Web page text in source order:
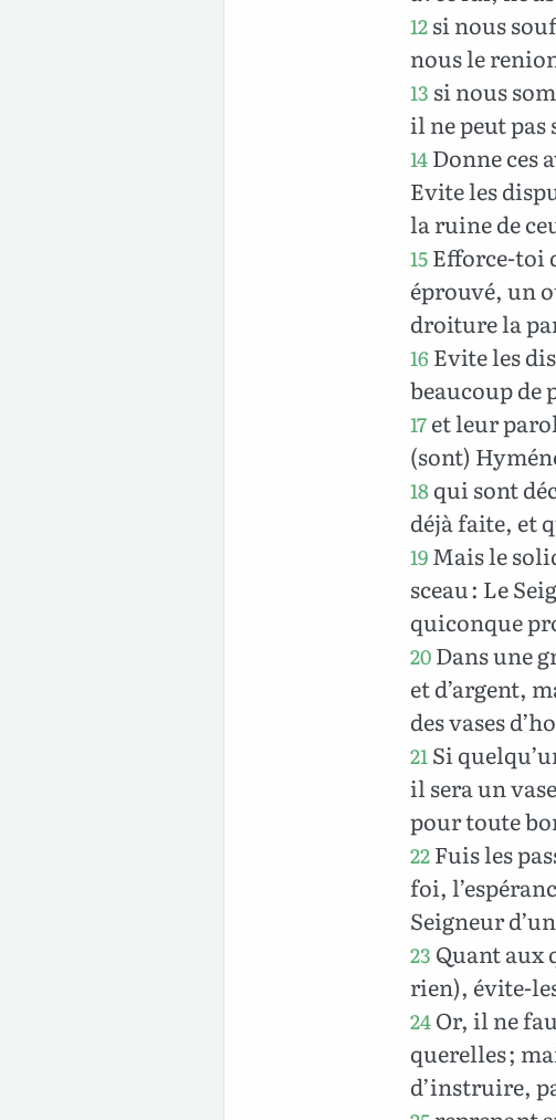
12si nous
nous le
13 si nous
il ne peut
14Donne ces
Evite les
la ruine de
15Efforce-toi
éprouvé, un
droiture la
16 Evite les
beaucoup de
17et leur
(sont)
18qui sont
déjà faite, et
19Mais le
sceau : Le
quiconque
20Dans une
et d’argent,
des vases
21Si
il sera un
pour toute
22Fuis les
foi,
Seigneur
23 Quant aux
rien), évite-
24Or, il ne
querelles ;
d’instruire,